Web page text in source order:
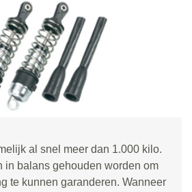
al snel meer dan 1.000 kilo.
in balans gehouden worden om
te kunnen garanderen. Wanneer